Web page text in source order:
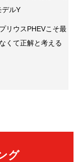
デルY
リウスPHEVこそ最
くて正解と考える
グ